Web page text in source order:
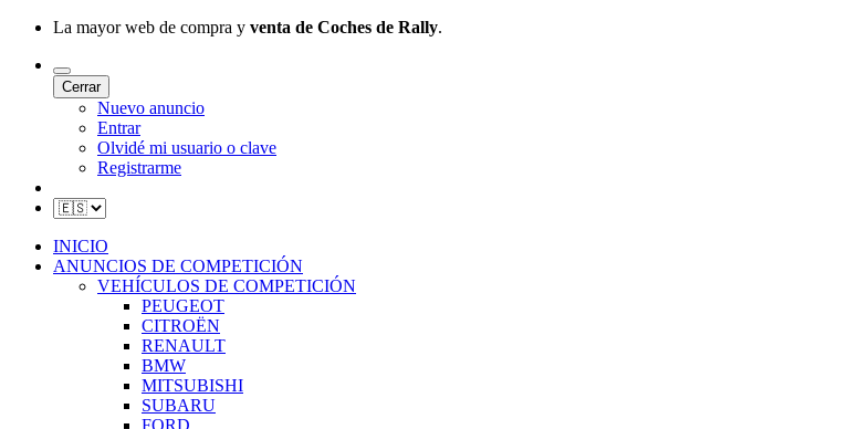
La mayor web de compra y venta de Coches de Rally.
Cerrar
Nuevo anuncio
Entrar
Olvidé mi usuario o clave
Registrarme
INICIO
ANUNCIOS DE COMPETICIÓN
VEHÍCULOS DE COMPETICIÓN
PEUGEOT
CITROËN
RENAULT
BMW
MITSUBISHI
SUBARU
FORD